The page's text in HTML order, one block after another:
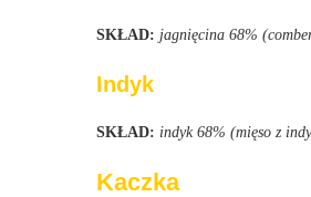
SKŁAD: jagnięcina 68%
Indyk
SKŁAD: indyk 68% (mięso z
Kaczka